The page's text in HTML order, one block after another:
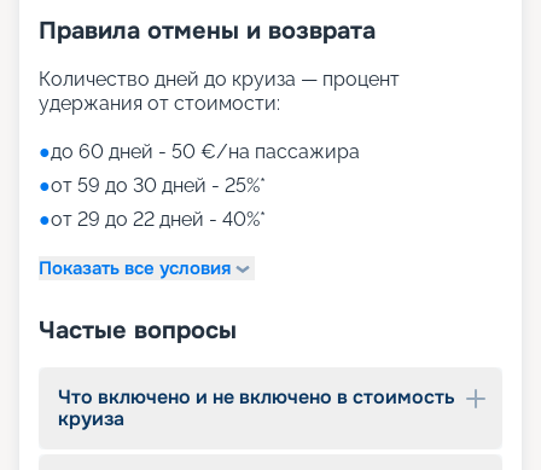
Правила отмены и возврата
Количество дней до круиза — процент
удержания от стоимости:
●до 60 дней - 50 €/на пассажира
●от 59 до 30 дней - 25%*
●от 29 до 22 дней - 40%*
Показать все условия
Частые вопросы
Что включено и не включено в стоимость
круиза